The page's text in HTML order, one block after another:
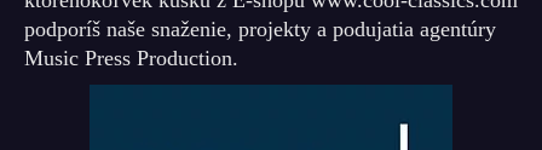
podporíš naše snaženie, projekty a podujatia agentúry
Music Press Production.